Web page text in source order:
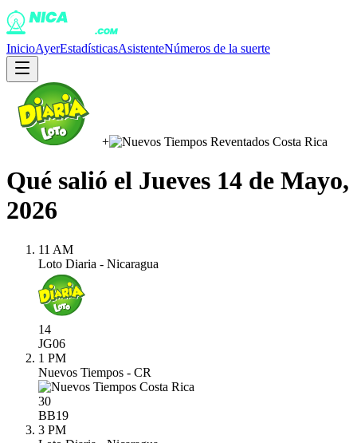
InicioAyerEstadísticasAsistenteNúmeros de la suerte
+
Qué salió el Jueves 14 de Mayo,
2026
11 AM
Loto Diaria - Nicaragua
14
JG06
1 PM
Nuevos Tiempos - CR
30
BB19
3 PM